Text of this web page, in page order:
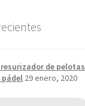
de pelotas
pádel 29 enero, 2020